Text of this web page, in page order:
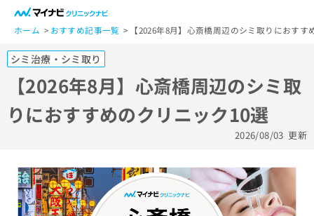
ホーム おすすめ記事一覧 【2026年8月】心斎橋周辺のシミ取りにおすす
シミ治療・シミ取り
【2026年8月】心斎橋周辺のシミ取
りにおすすめのクリニック10選
2026/08/03 更新
一
般
ー
ザ
ー
の
方
ち
ら